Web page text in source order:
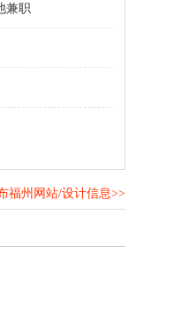
兼职
福州网站/设计信息>>